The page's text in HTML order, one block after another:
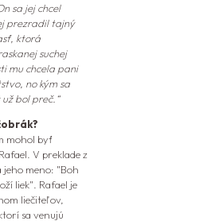
sa jej chcel
prezradil tajný
ktorá
suchej
mu chcela pani
no kým sa
bol preč.“
mohol byť
V preklade z
meno: "Boh
liek". Rafael je
liečiteľov,
sa venujú